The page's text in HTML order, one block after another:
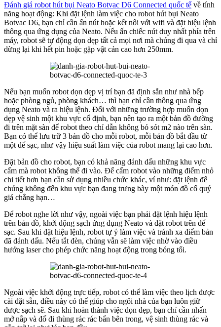
Đánh giá robot hút bụi Neato Botvac D6 Connected quốc tế về tính
năng hoạt động: Khi đặt lệnh làm việc cho robot hút bụi Neato
Botvac D6, bạn chỉ cần ấn nút hoặc kết nối với wifi và đặt hiệu lệnh
thông qua ứng dụng của Neato. Nếu ấn chiếc nút duy nhất phía trên
máy, robot sẽ tự động dọn dẹp tất cả mọi nơi mà chúng đi qua và chỉ
dừng lại khi hết pin hoặc gặp vật cản cao hơn 250mm.
Nếu bạn muốn robot dọn dẹp vị trí bạn đã định sẵn như nhà bếp
hoặc phòng ngủ, phòng khách… thì bạn chỉ cần thông qua ứng
dụng Neato và ra hiệu lệnh. Đối với những trường hợp muốn dọn
dẹp vệ sinh một khu vực cố định, bạn nên tạo ra một bản đồ đường
đi trên mặt sàn để robot theo chỉ dẫn không bỏ sót m2 nào trên sàn.
Bạn có thể lưu trữ 3 bản đồ cho mỗi robot, mỗi bản đồ bắt đầu từ
một đế sạc, như vậy hiệu suất làm việc của robot mang lại cao hơn.
Đặt bản đồ cho robot, bạn có khả năng đánh dấu những khu vực
cấm mà robot không thể đi vào. Để cấm robot vào những điểm nhỏ
chi tiết hơn bạn cần sử dụng nhiều chức khác, ví như: đặt lệnh để
chúng không đến khu vực bạn đang trưng bày một món đồ cổ quý
giá chẳng hạn…
Để robot nghe lời như vậy, ngoài việc bạn phải đặt lệnh hiệu lệnh
trên bản đồ, khởi động sạch ứng dụng Neato và đặt robot trên đế
sạc. Sau khi đặt hiệu lệnh, robot tự ý làm việc và tránh xa điểm bản
đã đánh dấu. Nếu tắt đèn, chúng vẫn sẽ làm việc nhờ vào điều
hướng laser cho phép chức năng hoạt động trong bóng tối.
Ngoài việc khởi động trực tiếp, robot có thể làm việc theo lịch được
cài đặt sẵn, điều này có thể giúp cho ngôi nhà của bạn luôn giữ
được sạch sẽ. Sau khi hoàn thành việc dọn dẹp, bạn chỉ cần nhấn
mở nắp và đổ đi thùng rác rác bẩn bên trong, vệ sinh thùng rác và